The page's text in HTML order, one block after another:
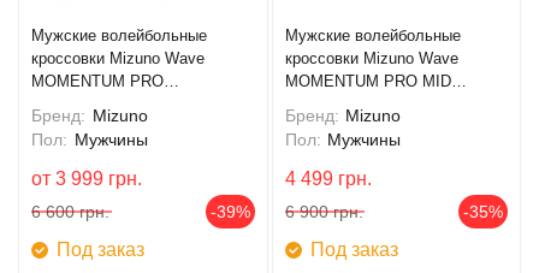
Мужские волейбольные
кроссовки Mizuno Wave
MOMENTUM PRO
Бренд: Mizuno
Пол: Мужчины
от 3 999 грн.
6 600 грн. -39%
Под заказ
Мужские волейбольные
кроссовки Mizuno Wave
MOMENTUM PRO MID
Бренд: Mizuno
Пол: Мужчины
4 499 грн.
6 900 грн. -35%
Под заказ